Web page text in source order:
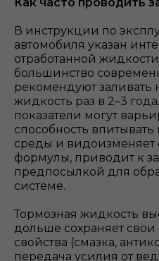
В инструкции по
автомобиля указан
отработанной
большинство
рекомендуют заливать
жидкость раз в 2–3
показатели могут
способность
среды и видоизменяет
формулы, приводит к
предпосылкой для
системе.
Тормозная жидкость
дольше сохраняет
свойства (смазка,
передача усилия от